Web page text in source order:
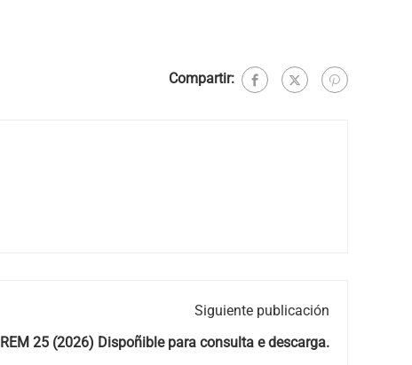
Compartir:
Siguiente publicación
REM 25 (2026) Dispoñible para consulta e descarga.